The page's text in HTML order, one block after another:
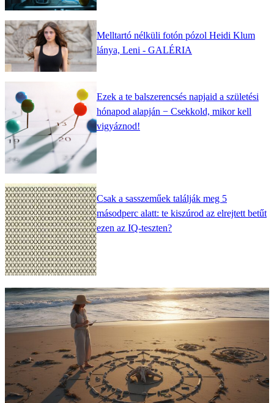
Melltartó nélküli fotón pózol Heidi Klum
lánya, Leni - GALÉRIA
Ezek a te balszerencsés napjaid a születési
hónapod alapján − Csekkold, mikor kell
vigyáznod!
Csak a sasszeműek találják meg 5
másodperc alatt: te kiszúrod az elrejtett betűt
ezen az IQ-teszten?